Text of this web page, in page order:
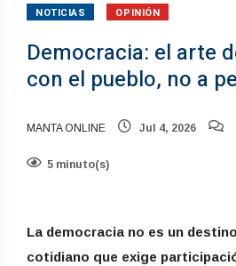
NOTICIAS OPINIÓN
Democracia: el arte
con el pueblo, no a
MANTA ONLINE Jul 4, 2026
5 minuto(s)
La democracia no es un
cotidiano que exige